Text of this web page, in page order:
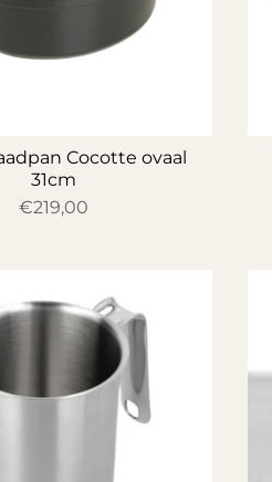
Cocotte ovaal
31cm
€219,00